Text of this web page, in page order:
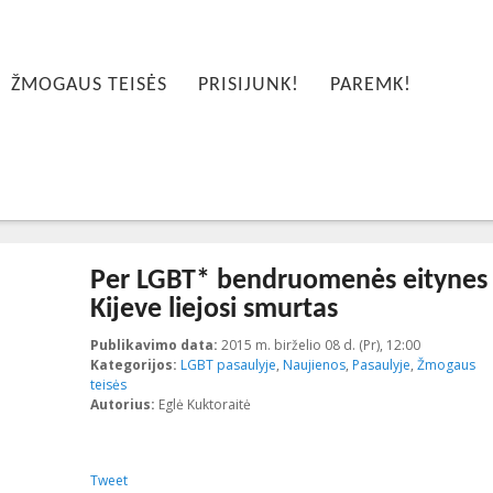
ŽMOGAUS TEISĖS PRISIJUNK! PAREMK!
Per LGBT* bendruomenės eitynes
Kijeve liejosi smurtas
Publikavimo data: 2015 m. birželio 08 d. (Pr), 12:00
Kategorijos: LGBT pasaulyje, Naujienos, Pasaulyje, Žmogaus
teisės
Autorius: Eglė Kuktoraitė
Tweet